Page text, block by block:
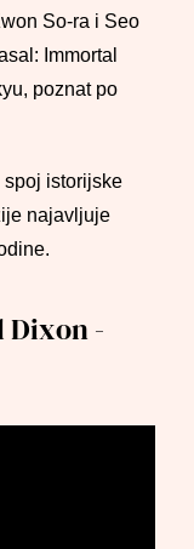
So-ra i Seo
Immortal
poznat po
istorijske
najavljuje
Dixon -